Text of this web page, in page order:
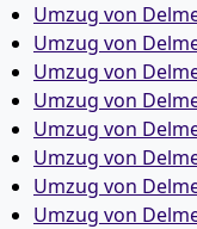
Umzug von
Umzug von
Umzug von
Umzug von
Umzug von
Umzug von
Umzug von
Umzug von